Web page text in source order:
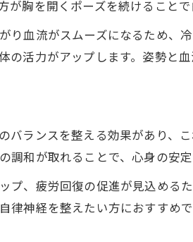
ヨガを無理なく毎日続
ヨガの継続がストレス
毎日30分ヨガの積み重
ヨガが日々の気分と集中
胸を開くポーズを続けること
り血流がスムーズになるため、
活力がアップします。姿勢と
バランスを整える効果があり、
和が取れることで、心身の安定
プ、疲労回復の促進が見込め
律神経を整えたい方におすすめ